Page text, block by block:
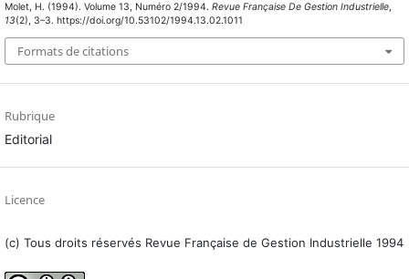
Molet, H. (1994). Volume 13, Numéro 2/1994. Revue Française De Gestion Industrielle,
13(2), 3–3. https://doi.org/10.53102/1994.13.02.1011
Formats de citations
Rubrique
Editorial
Licence
(c) Tous droits réservés Revue Française de Gestion Industrielle 1994